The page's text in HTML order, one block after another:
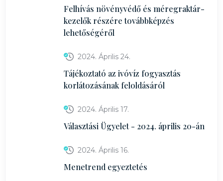
Felhívás növényvédő és méregraktár-
kezelők részére továbbképzés
lehetőségéről
2024. Április 24.
Tájékoztató az ivóvíz fogyasztás
korlátozásának feloldásáról
2024. Április 17.
Választási Ügyelet - 2024. április 20-án
2024. Április 16.
Menetrend egyeztetés